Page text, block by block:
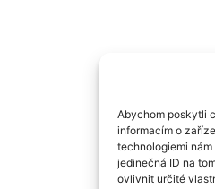
Abychom poskytli
informacím o
technologiemi
jedinečná ID na
ovlivnit určité